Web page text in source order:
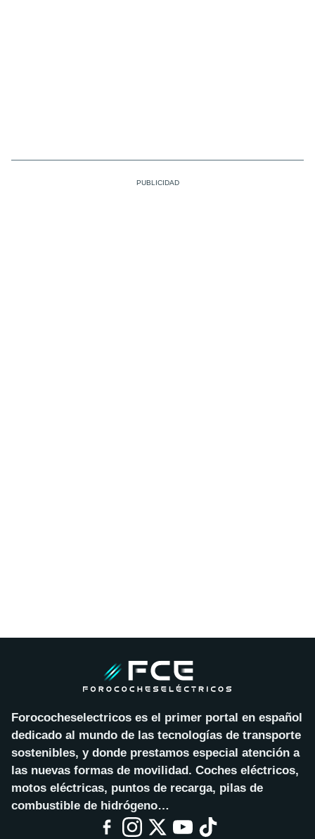
Forococheselectricos es el primer portal en español
dedicado al mundo de las tecnologías de transporte
sostenibles, y donde prestamos especial atención a
las nuevas formas de movilidad. Coches eléctricos,
motos eléctricas, puntos de recarga, pilas de
combustible de hidrógeno…